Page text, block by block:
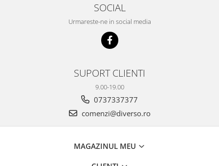
SOCIAL
Urmareste-ne in social media
SUPORT CLIENTI
9.00-19.00
0737337377
comenzi@diverso.ro
MAGAZINUL MEU